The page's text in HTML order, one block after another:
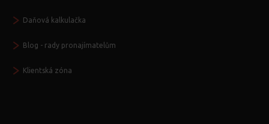
Daňová kalkulačka
Blog - rady pronajímatelům
Klientská zóna